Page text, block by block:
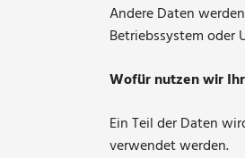
Andere Daten
Betriebssystem oder
Wofür nutzen wir
Ein Teil der Daten
verwendet werden.